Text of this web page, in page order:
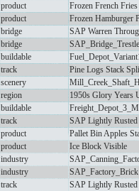
product
Frozen French
product
Frozen Hamburger
bridge
SAP Warren
bridge
buildable
track
Pine Logs Stack
scenery
region
1950s Glory Years
buildable
track
SAP Lightly
product
Pallet Bin Apples
product
Ice Block Visible
industry
industry
track
SAP Lightly